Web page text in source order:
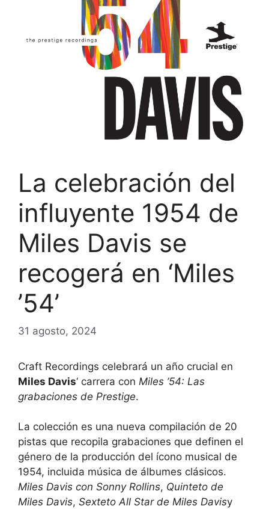
La celebración del
influyente 1954 de
Miles Davis se
recogerá en ‘Miles
’54’
31 agosto, 2024
Craft Recordings celebrará un año crucial en
Miles Davis‘ carrera con Miles ’54: Las
grabaciones de Prestige.
La colección es una nueva compilación de 20
pistas que recopila grabaciones que definen el
género de la producción del ícono musical de
1954, incluida música de álbumes clásicos.
Miles Davis con Sonny Rollins, Quinteto de
Miles Davis, Sexteto All Star de Miles Davisy